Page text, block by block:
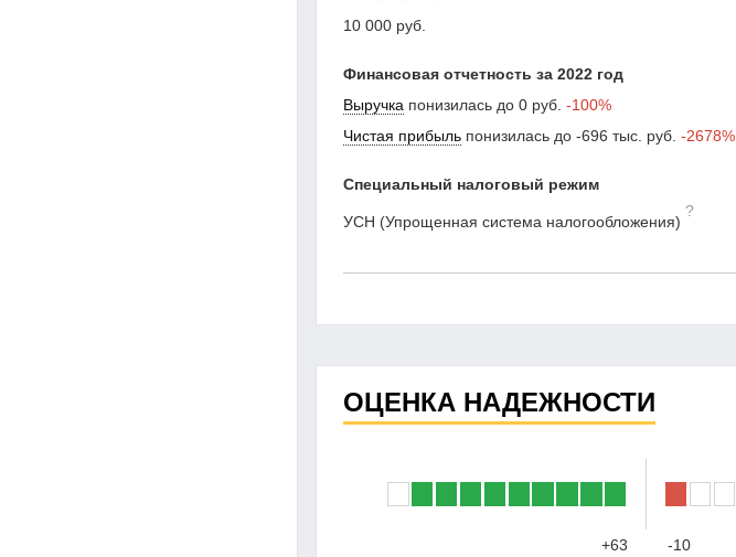
10 000 руб.
Финансовая отчетность за 2022 год
Выручка понизилась до 0 руб. -100%
Чистая прибыль понизилась до -696 тыс. руб. -2678%
Специальный налоговый режим
УСН (Упрощенная система налогообложения)
?
ОЦЕНКА НАДЕЖНОСТИ
+63 -10